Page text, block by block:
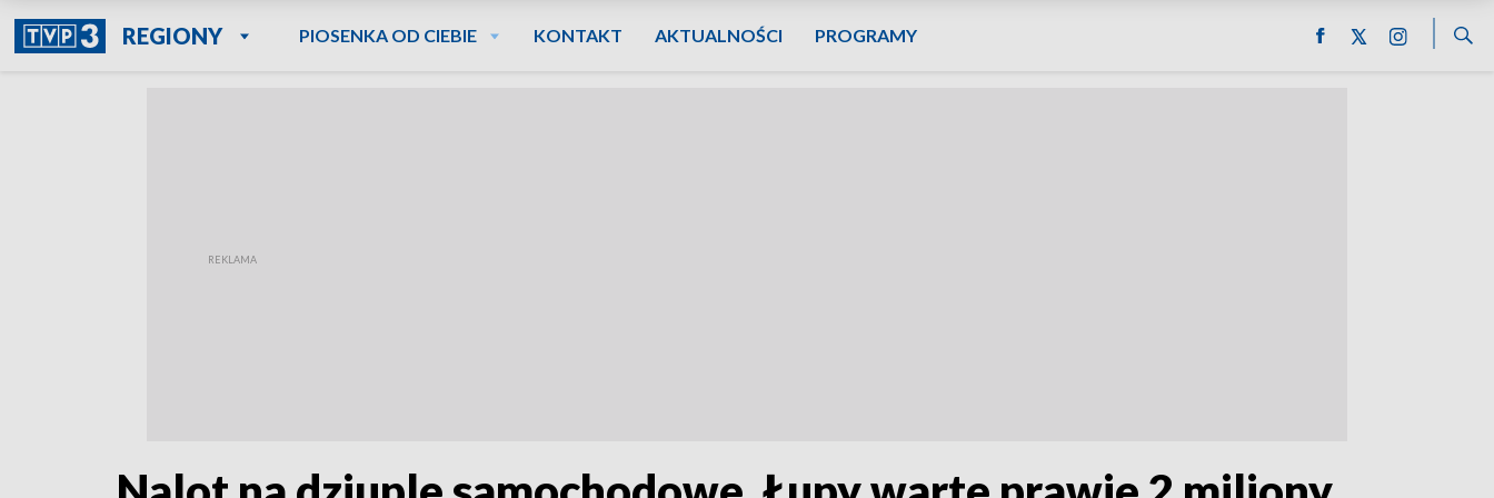
REGIONY PIOSENKA OD CIEBIE KONTAKT AKTUALNOŚCI PROGRAMY